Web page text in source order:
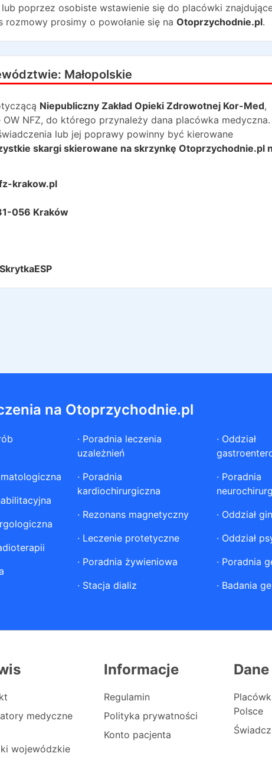
poprzez osobiste wstawienie się do placówki
rozmowy prosimy o powołanie się na Otoprzychodnie.pl.
Małopolskie
Niepubliczny Zakład Opieki Zdrowotnej Kor-Med,
NFZ, do którego przynależy dana placówka medyczna.
lub jej poprawy powinny być kierowane
skargi skierowane na skrzynkę Otoprzychodnie.pl
krakow.pl
056 Kraków
na Otoprzychodnie.pl
· Poradnia leczenia
uzależnień
· Poradnia
kardiochirurgiczna
· Rezonans magnetyczny
· Leczenie protetyczne
· Poradnia żywieniowa
· Stacja dializ
· Oddział
· Poradnia
· Oddział
· Oddział
· Poradnia
· Badania
medyczne
wojewódzkie
Informacje
Regulamin
Polityka prywatności
Konto pacjenta
Dane
Polsce